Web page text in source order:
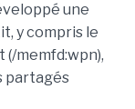
une
y compris le
memfd:wpn),
partagés